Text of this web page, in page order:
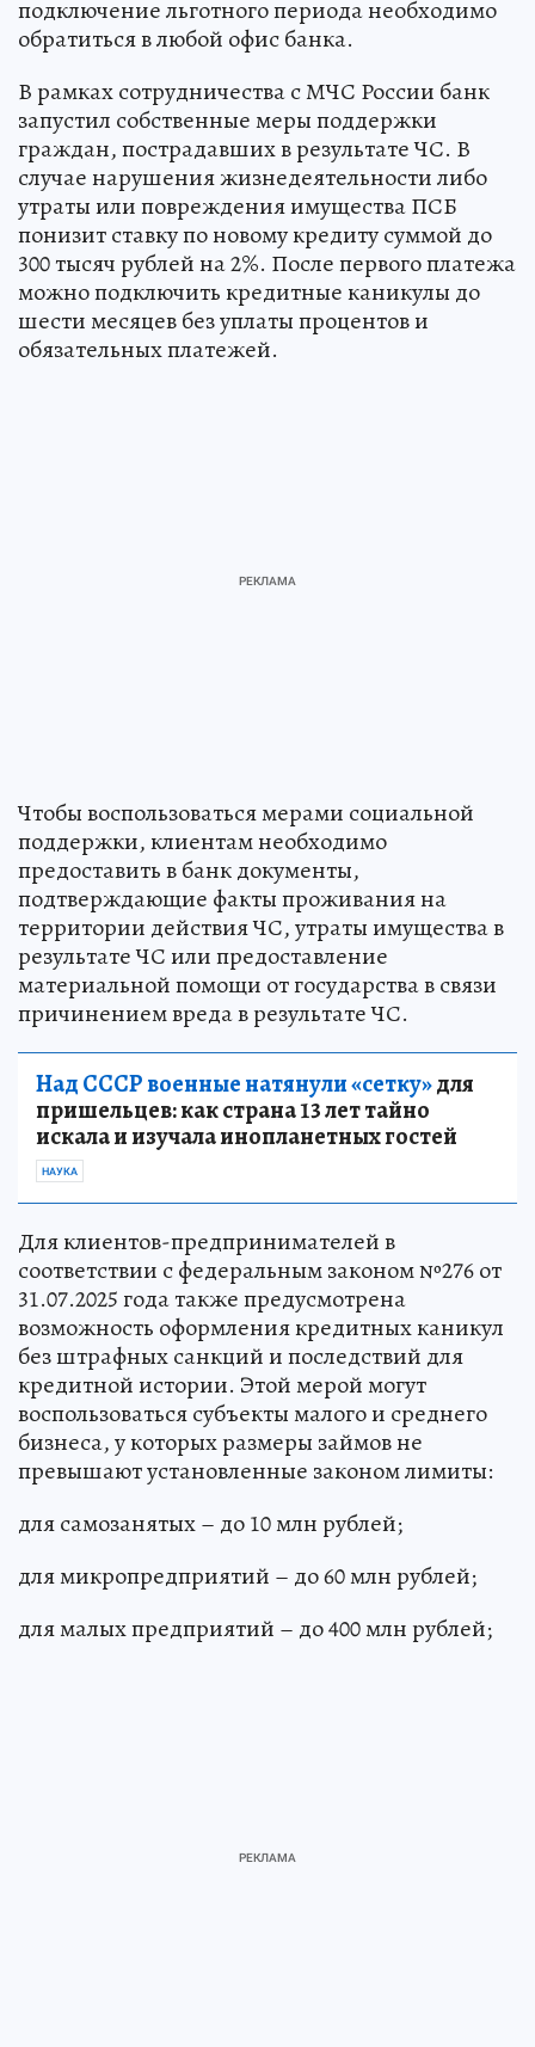
подключение льготного периода необходимо
обратиться в любой офис банка.
В рамках сотрудничества с МЧС России банк
запустил собственные меры поддержки
граждан, пострадавших в результате ЧС. В
случае нарушения жизнедеятельности либо
утраты или повреждения имущества ПСБ
понизит ставку по новому кредиту суммой до
300 тысяч рублей на 2%. После первого платежа
можно подключить кредитные каникулы до
шести месяцев без уплаты процентов и
обязательных платежей.
Чтобы воспользоваться мерами социальной
поддержки, клиентам необходимо
предоставить в банк документы,
подтверждающие факты проживания на
территории действия ЧС, утраты имущества в
результате ЧС или предоставление
материальной помощи от государства в связи
причинением вреда в результате ЧС.
Над СССР военные натянули «сетку»для
пришельцев: как страна 13 лет тайно
искала и изучала инопланетных гостей
НАУКА
Для клиентов-предпринимателей в
соответствии с федеральным законом №276 от
31.07.2025 года также предусмотрена
возможность оформления кредитных каникул
без штрафных санкций и последствий для
кредитной истории. Этой мерой могут
воспользоваться субъекты малого и среднего
бизнеса, у которых размеры займов не
превышают установленные законом лимиты:
для самозанятых – до 10 млн рублей;
для микропредприятий – до 60 млн рублей;
для малых предприятий – до 400 млн рублей;